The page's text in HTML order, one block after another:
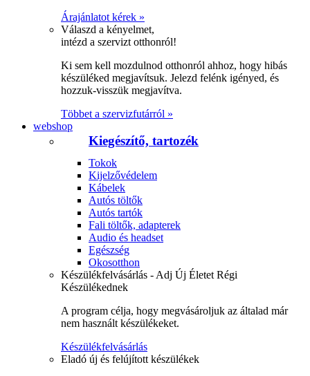
Árajánlatot kérek »
Válaszd a kényelmet,
intézd a szervizt otthonról!
Ki sem kell mozdulnod otthonról ahhoz, hogy hibás
készüléked megjavítsuk. Jelezd felénk igényed, és
hozzuk-visszük megjavítva.
Többet a szervizfutárról »
webshop
Kiegészítő, tartozék
Tokok
Kijelzővédelem
Kábelek
Autós töltők
Autós tartók
Fali töltők, adapterek
Audio és headset
Egészség
Okosotthon
Készülékfelvásárlás - Adj Új Életet Régi
Készülékednek
A program célja, hogy megvásároljuk az általad már
nem használt készülékeket.
Készülékfelvásárlás
Eladó új és felújított készülékek